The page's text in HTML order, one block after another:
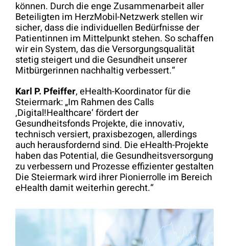
können. Durch die enge Zusammenarbeit aller
Beteiligten im HerzMobil-Netzwerk stellen wir
sicher, dass die individuellen Bedürfnisse der
Patientinnen im Mittelpunkt stehen. So schaffen
wir ein System, das die Versorgungsqualität
stetig steigert und die Gesundheit unserer
Mitbürgerinnen nachhaltig verbessert.“
Karl P. Pfeiffer, eHealth-Koordinator für die
Steiermark: „Im Rahmen des Calls
‚Digital!Healthcare‘ fördert der
Gesundheitsfonds Projekte, die innovativ,
technisch versiert, praxisbezogen, allerdings
auch herausfordernd sind. Die eHealth-Projekte
haben das Potential, die Gesundheitsversorgung
zu verbessern und Prozesse effizienter gestalten
Die Steiermark wird ihrer Pionierrolle im Bereich
eHealth damit weiterhin gerecht.“